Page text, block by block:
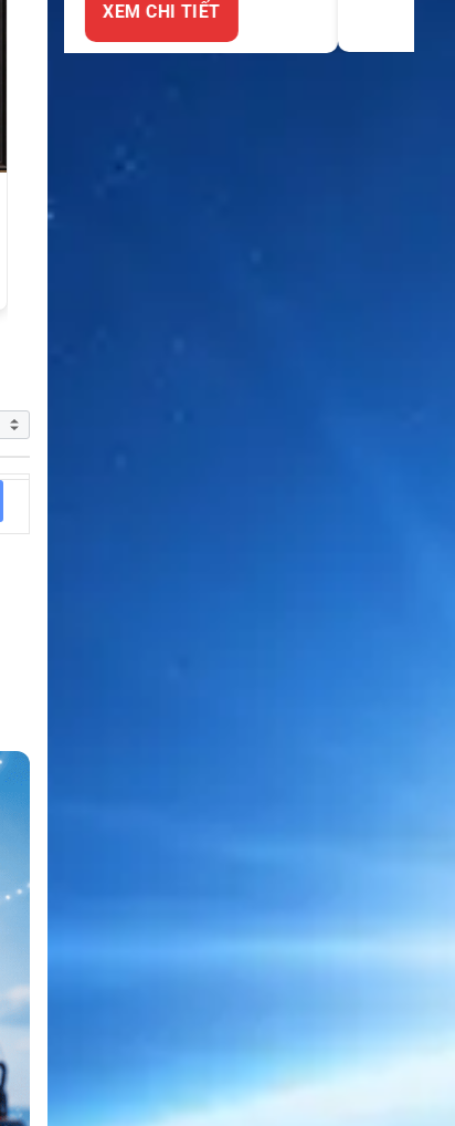
XEM CHI TIẾT